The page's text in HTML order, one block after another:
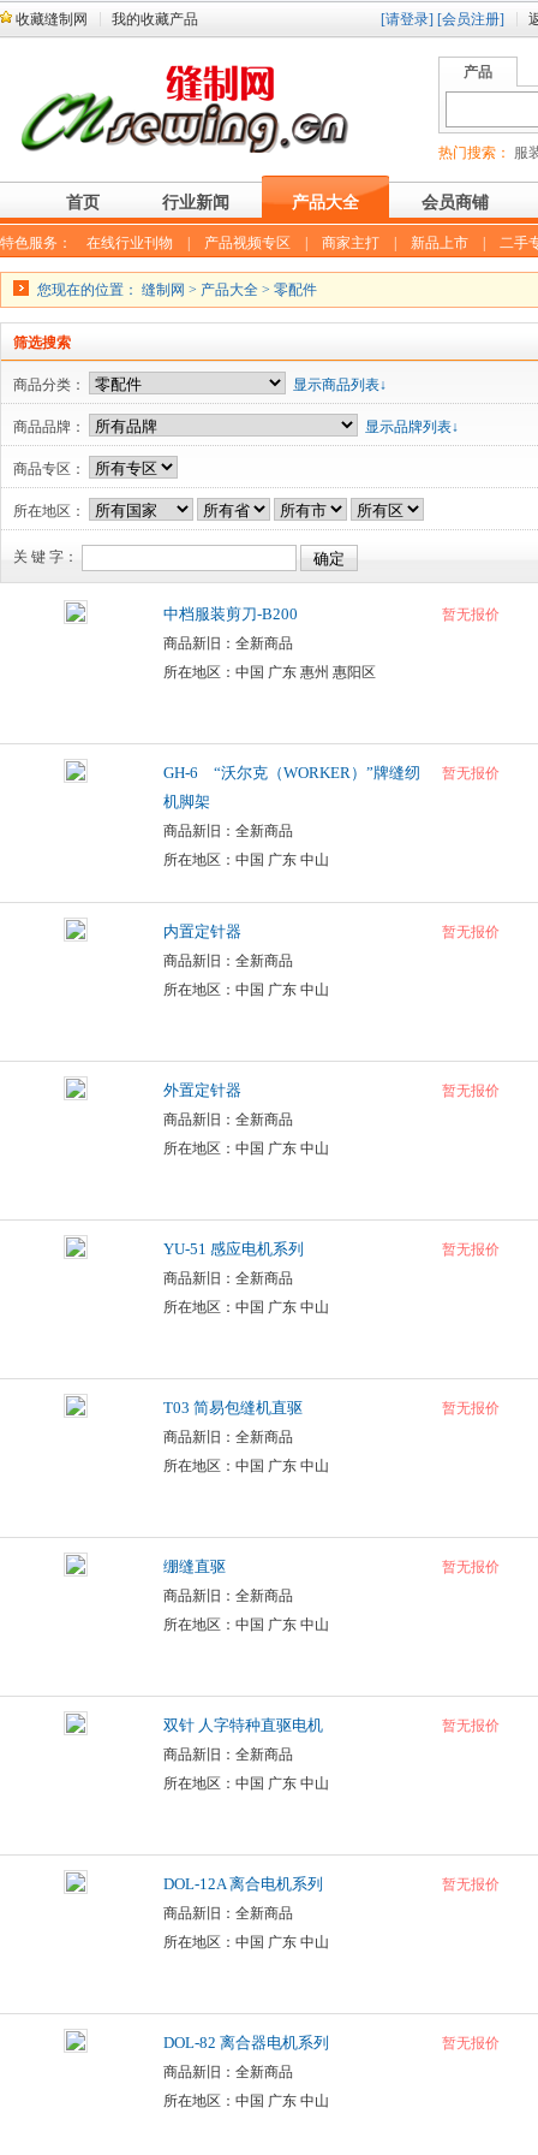
收藏缝制网 我的收藏产品 [请登录] [会员注册]
产品
热门搜索： 服
首页 行业新闻 产品大全 会员商铺
特色服务： 在线行业刊物 产品视频专区 商家主打 新品上市 二手
您现在的位置： 缝制网 > 产品大全 > 零配件
筛选搜索
商品分类： 显示商品列表↓
商品品牌： 显示品牌列表↓
商品专区：
所在地区：
关 键 字：
中档服装剪刀-B200
商品新旧：全新商品
所在地区：中国 广东 惠州 惠阳区
暂无报价
GH-6 “沃尔克（WORKER）”牌缝纫
机脚架
商品新旧：全新商品
所在地区：中国 广东 中山
暂无报价
内置定针器
商品新旧：全新商品
所在地区：中国 广东 中山
暂无报价
外置定针器
商品新旧：全新商品
所在地区：中国 广东 中山
暂无报价
YU-51 感应电机系列
商品新旧：全新商品
所在地区：中国 广东 中山
暂无报价
T03 简易包缝机直驱
商品新旧：全新商品
所在地区：中国 广东 中山
暂无报价
绷缝直驱
商品新旧：全新商品
所在地区：中国 广东 中山
暂无报价
双针 人字特种直驱电机
商品新旧：全新商品
所在地区：中国 广东 中山
暂无报价
DOL-12A 离合电机系列
商品新旧：全新商品
所在地区：中国 广东 中山
暂无报价
DOL-82 离合器电机系列
商品新旧：全新商品
所在地区：中国 广东 中山
暂无报价